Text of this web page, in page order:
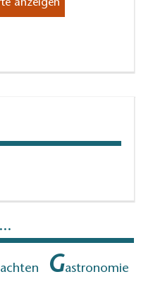
Am Strand 5, 15834
Bestensee, Motzener
anzeigen
Gastronomie